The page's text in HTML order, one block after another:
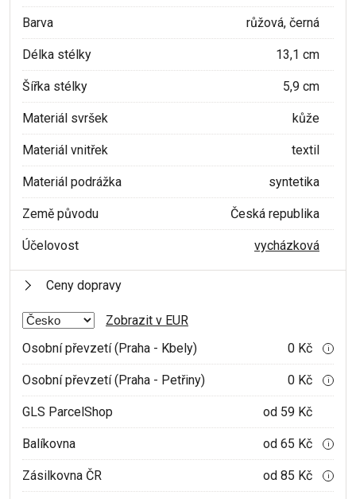
Barva růžová, černá
Délka stélky 13,1 cm
Šířka stélky 5,9 cm
Materiál svršek kůže
Materiál vnitřek textil
Materiál podrážka syntetika
Země původu Česká republika
Účelovost vycházková
Ceny dopravy
Zobrazit v EUR
Osobní převzetí (Praha - Kbely)
0 Kč i
Osobní převzetí (Praha - Petřiny) 0 Kč i
GLS ParcelShop od 59 Kč
Balíkovna od 65 Kč i
Zásilkovna ČR od 85 Kč i